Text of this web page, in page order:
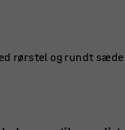
rørstel og rundt